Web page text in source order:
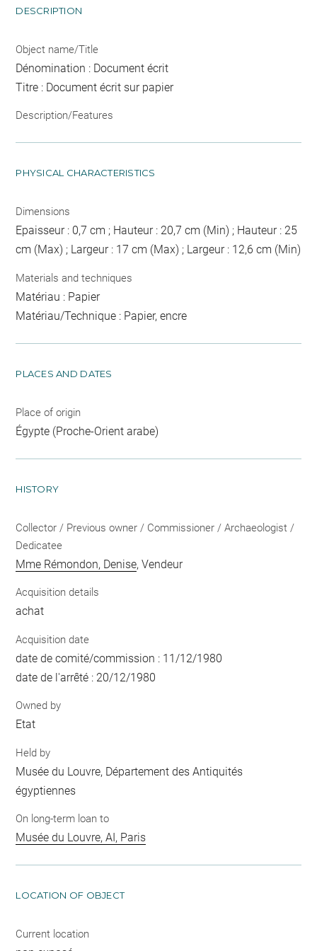
DESCRIPTION
Object name/Title
Dénomination : Document écrit
Titre : Document écrit sur papier
Description/Features
PHYSICAL CHARACTERISTICS
Dimensions
Epaisseur : 0,7 cm ; Hauteur : 20,7 cm (Min) ; Hauteur : 25
cm (Max) ; Largeur : 17 cm (Max) ; Largeur : 12,6 cm (Min)
Materials and techniques
Matériau : Papier
Matériau/Technique : Papier, encre
PLACES AND DATES
Place of origin
Égypte (Proche-Orient arabe)
HISTORY
Collector / Previous owner / Commissioner / Archaeologist /
Dedicatee
Mme Rémondon, Denise, Vendeur
Acquisition details
achat
Acquisition date
date de comité/commission : 11/12/1980
date de l'arrêté : 20/12/1980
Owned by
Etat
Held by
Musée du Louvre, Département des Antiquités
égyptiennes
On long-term loan to
Musée du Louvre, AI, Paris
LOCATION OF OBJECT
Current location